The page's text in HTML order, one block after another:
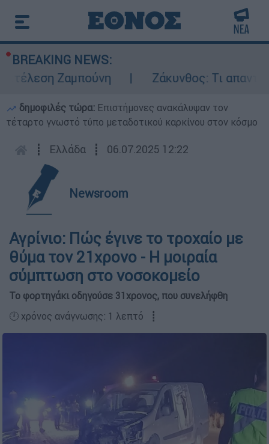
BREAKING NEWS:
Ζαμπούνη
Ζάκυνθος: Τι απαντά
δημοφιλές τώρα: Επιστήμονες ανακάλυψαν τον
τέταρτο γνωστό τύπο μεταδοτικού καρκίνου στον κόσμο
┋ Ελλάδα ┋ 06.07.2025 12:22
Newsroom
Αγρίνιο: Πώς έγινε το τροχαίο με
θύμα τον 21χρονο - Η μοιραία
σύμπτωση στο νοσοκομείο
Το φορτηγάκι οδηγούσε 31χρονος, που συνελήφθη
🕛 χρόνος ανάγνωσης: 1 λεπτό ┋